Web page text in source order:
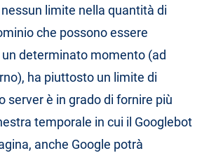
limite nella quantità di
che possono essere
determinato momento (ad
ha piuttosto un limite di
server è in grado di fornire più
temporale in cui il Googlebot
anche Google potrà